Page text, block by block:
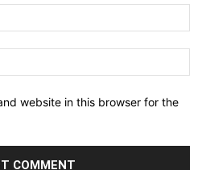
website in this browser for the